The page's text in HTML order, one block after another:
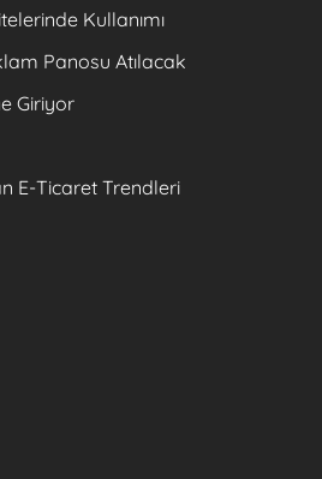
Kullanımı
Panosu Atılacak
Giriyor
E-Ticaret Trendleri